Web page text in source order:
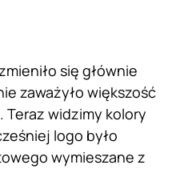
się głównie
zaważyło większość
widzimy kolory
logo było
wymieszane z